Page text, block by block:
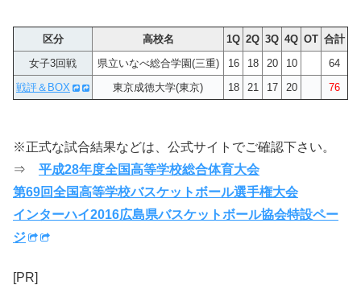
区分 高校名 1Q 2Q 3Q 4Q OT 合計
女子3回戦
県立いなべ総合学園(三重) 16 18 20 10
64
戦評＆BOX
東京成徳大学(東京) 18 21 17 20 76
※正式な試合結果などは、公式サイトでご確認下さい。
⇒ 平成28年度全国高等学校総合体育大会
第69回全国高等学校バスケットボール選手権大会
インターハイ2016広島県バスケットボール協会特設ペー
ジ
[PR]